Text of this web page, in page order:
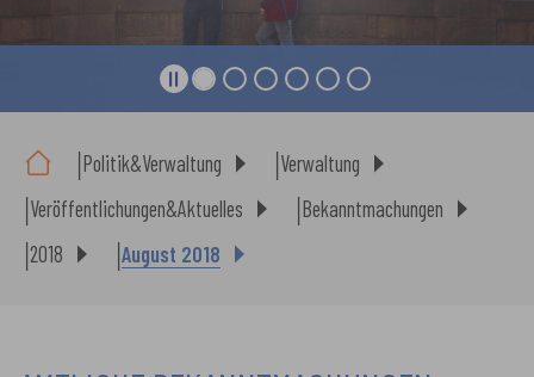
Politik&Verwaltung
Verwaltung
Veröffentlichungen&Aktuelles
Bekanntmachungen
2018
August 2018